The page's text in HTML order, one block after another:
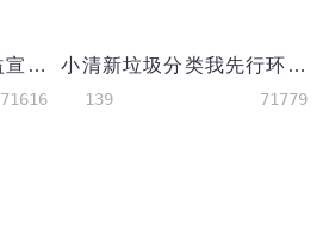
珍爱生命远离毒品公益宣传禁毒手抄报
71616
小清新垃圾分类我先行环保公益手抄报模板
139 71779